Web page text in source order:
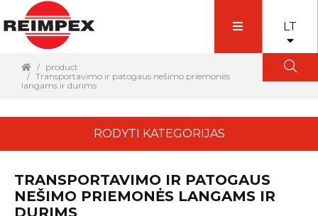
LT
product
Transportavimo ir patogaus nešimo priemonės
langams ir durims
RODYTI KATEGORIJAS
TRANSPORTAVIMO IR PATOGAUS
NEŠIMO PRIEMONĖS LANGAMS IR
DURIMS